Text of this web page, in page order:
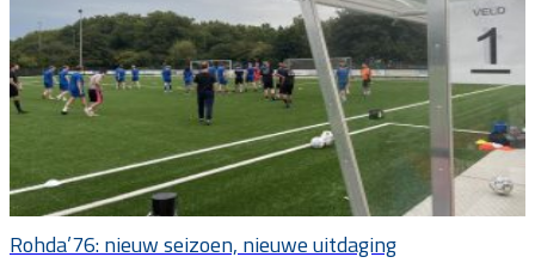
Rohda’76: nieuw seizoen, nieuwe uitdaging